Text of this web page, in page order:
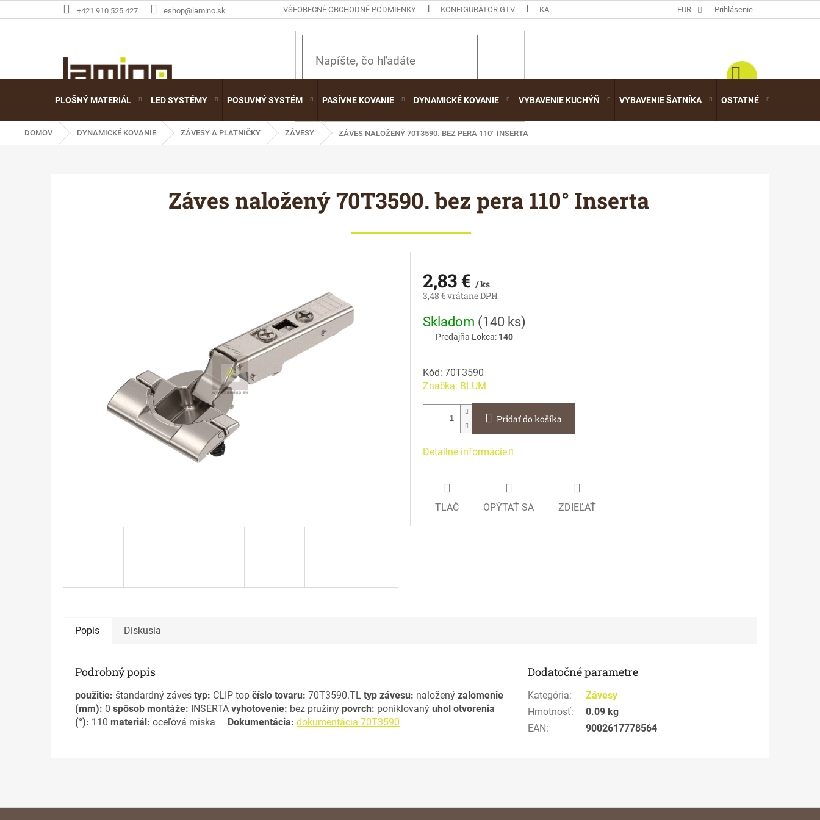
na
+421 910 525 427 eshop@lamino.sk VŠEOBECNÉ OBCHODNÉ PODMIENKY KONFIGURÁTOR GTV KATALÓGY EUR Prihlásenie
HĽADAŤ
PLOŠNÝ MATERIÁL LED SYSTÉMY POSUVNÝ SYSTÉM PASÍVNE KOVANIE DYNAMICKÉ KOVANIE VYBAVENIE KUCHÝŇ VYBAVENIE ŠATNÍKA OSTATNÉ
DOMOV DYNAMICKÉ KOVANIE ZÁVESY A PLATNIČKY ZÁVESY ZÁVES NALOŽENÝ 70T3590. BEZ PERA 110° INSERTA
Záves naložený 70T3590. bez pera 110° Inserta
2,83 € / ks
3,48 € vrátane DPH
Jednotková
cena:
Skladom (140 ks)
Predajňa Lokca: 140
Kód: 70T3590
Značka: BLUM
Pridať do košíka
Detailné informácie
TLAČ OPÝTAŤ SA ZDIEĽAŤ
Popis Diskusia
Podrobný popis
použitie: štandardný záves typ: CLIP top číslo tovaru: 70T3590.TL typ závesu: naložený zalomenie
(mm): 0 spôsob montáže: INSERTA vyhotovenie: bez pružiny povrch: poniklovaný uhol otvorenia
(°): 110 materiál: oceľová miska Dokumentácia: dokumentácia 70T3590
Dodatočné parametre
Kategória:
Závesy
Hmotnosť:
0.09 kg
EAN: 9002617778564